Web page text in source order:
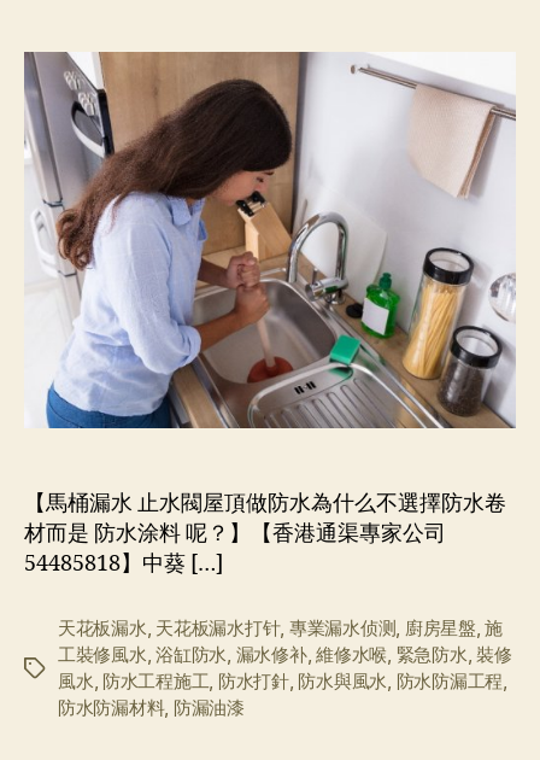
者
期
【馬桶漏水 止水閥屋頂做防水為什么不選擇防水卷
材而是 防水涂料 呢？】【香港通渠專家公司
54485818】中葵 […]
标
天花板漏水, 天花板漏水打针, 專業漏水侦测, 廚房星盤,施
工裝修風水,浴缸防水, 漏水修补,維修水喉, 緊急防水,裝修
風水, 防水工程施工, 防水打針, 防水與風水, 防水防漏工程,
防水防漏材料, 防漏油漆